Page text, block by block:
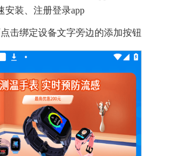
安装、注册登录app
击绑定设备文字旁边的添加按钮